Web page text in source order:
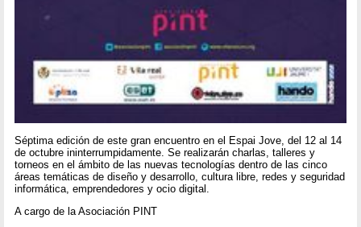
Séptima edición de este gran encuentro en el Espai Jove, del 12 al 14
de octubre ininterrumpidamente. Se realizarán charlas, talleres y
torneos en el ámbito de las nuevas tecnologías dentro de las cinco
áreas temáticas de diseño y desarrollo, cultura libre, redes y seguridad
informática, emprendedores y ocio digital.
A cargo de la Asociación PINT